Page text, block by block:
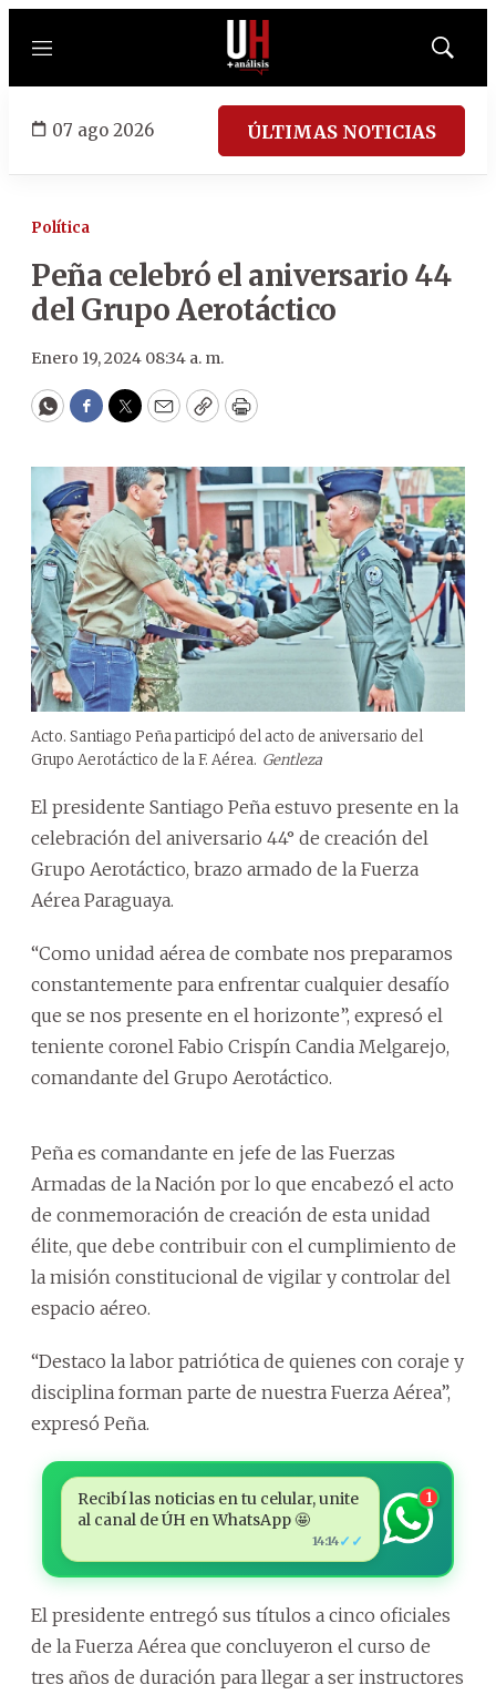
Menú
Mostrar
07 ago 2026 ÚLTIMAS NOTICIAS
Política
Peña celebró el aniversario 44
del Grupo Aerotáctico
Enero 19, 2024 08:34 a. m.
WhatsApp
Facebook
Twitter
EmailCopyPrint
Acto. Santiago Peña participó del acto de aniversario del
Grupo Aerotáctico de la F. Aérea. Gentleza
El presidente Santiago Peña estuvo presente en la
celebración del aniversario 44° de creación del
Grupo Aerotáctico, brazo armado de la Fuerza
Aérea Paraguaya.
“Como unidad aérea de combate nos preparamos
constantemente para enfrentar cualquier desafío
que se nos presente en el horizonte”, expresó el
teniente coronel Fabio Crispín Candia Melgarejo,
comandante del Grupo Aerotáctico.
Peña es comandante en jefe de las Fuerzas
Armadas de la Nación por lo que encabezó el acto
de conmemoración de creación de esta unidad
élite, que debe contribuir con el cumplimiento de
la misión constitucional de vigilar y controlar del
espacio aéreo.
“Destaco la labor patriótica de quienes con coraje y
disciplina forman parte de nuestra Fuerza Aérea”,
expresó Peña.
Recibí las noticias en tu celular, unite
al canal de ÚH en WhatsApp 🤩
14:14✓✓
1
El presidente entregó sus títulos a cinco oficiales
de la Fuerza Aérea que concluyeron el curso de
tres años de duración para llegar a ser instructores